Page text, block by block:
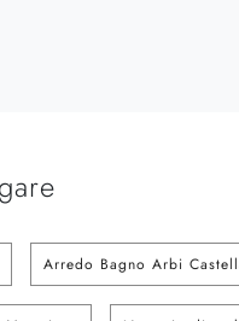
Arredo Bagno Arbi